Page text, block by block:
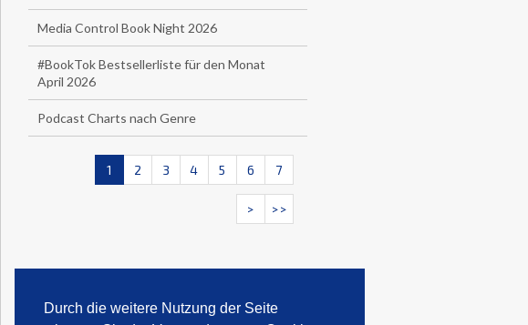
Durch die weitere Nutzung der Seite
Media Control Book Night 2026
#BookTok Bestsellerliste für den Monat
April 2026
Podcast Charts nach Genre
1 2 3 4 5 6 7
> >>